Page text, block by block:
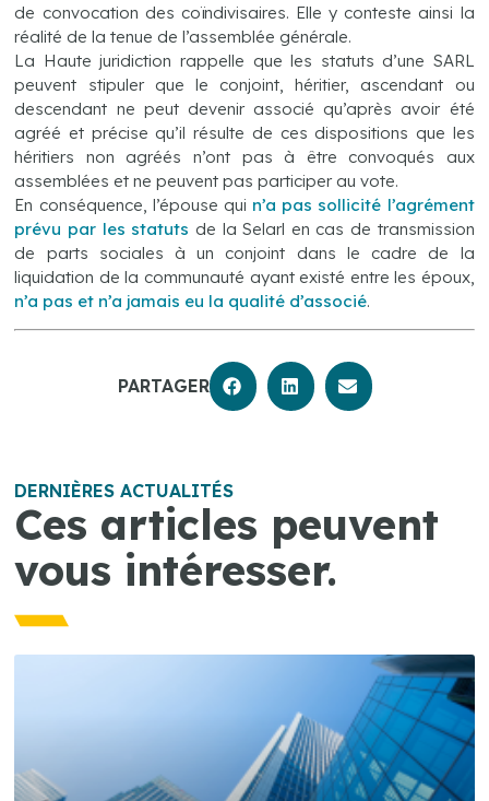
de convocation des coïndivisaires. Elle y conteste ainsi la
réalité de la tenue de l’assemblée générale.
La Haute juridiction rappelle que les statuts d’une SARL
peuvent stipuler que le conjoint, héritier, ascendant ou
descendant ne peut devenir associé qu’après avoir été
agréé et précise qu’il résulte de ces dispositions que les
héritiers non agréés n’ont pas à être convoqués aux
assemblées et ne peuvent pas participer au vote.
En conséquence, l’épouse qui n’a pas sollicité l’agrément
prévu par les statuts de la Selarl en cas de transmission
de parts sociales à un conjoint dans le cadre de la
liquidation de la communauté ayant existé entre les époux,
n’a pas et n’a jamais eu la qualité d’associé.
PARTAGER
DERNIÈRES ACTUALITÉS
Ces articles peuvent
vous intéresser.